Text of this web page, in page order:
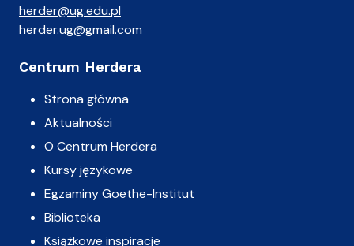
herder@ug.edu.pl
herder.ug@gmail.com
Centrum Herdera
Strona główna
Aktualności
O Centrum Herdera
Kursy językowe
Egzaminy Goethe-Institut
Biblioteka
Książkowe inspiracje